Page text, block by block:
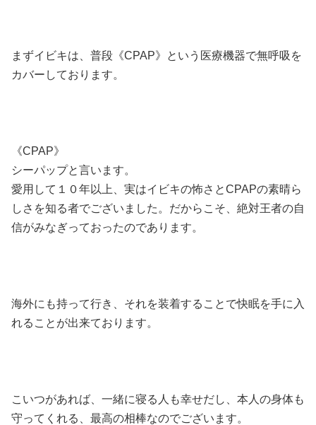
まずイビキは、普段《CPAP》という医療機器で無呼吸を
カバーしております。
《CPAP》
シーパップと言います。
愛用して１０年以上、実はイビキの怖さとCPAPの素晴ら
しさを知る者でございました。だからこそ、絶対王者の自
信がみなぎっておったのであります。
海外にも持って行き、それを装着することで快眠を手に入
れることが出来ております。
こいつがあれば、一緒に寝る人も幸せだし、本人の身体も
守ってくれる、最高の相棒なのでございます。